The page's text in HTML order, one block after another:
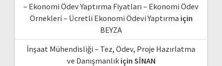
– Ekonomi Ödev Yaptırma Fiyatları – Ekonomi Ödev
Örnekleri – Ücretli Ekonomi Ödevi Yaptırma için
BEYZA
İnşaat Mühendisliği – Tez, Ödev, Proje Hazırlatma
ve Danışmanlıkiçin SİNAN